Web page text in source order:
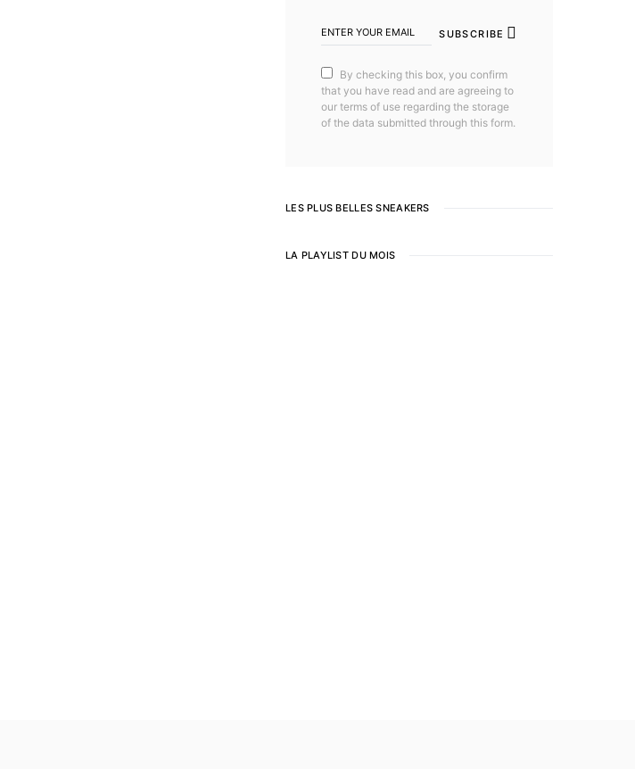
SUBSCRIBE
By checking this box, you confirm
that you have read and are agreeing to
our terms of use regarding the storage
of the data submitted through this form.
LES PLUS BELLES SNEAKERS
LA PLAYLIST DU MOIS